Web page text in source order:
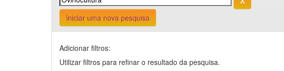
Iniciar uma nova pesquisa
Adicionar filtros:
Utilizar filtros para refinar o resultado da pesquisa.